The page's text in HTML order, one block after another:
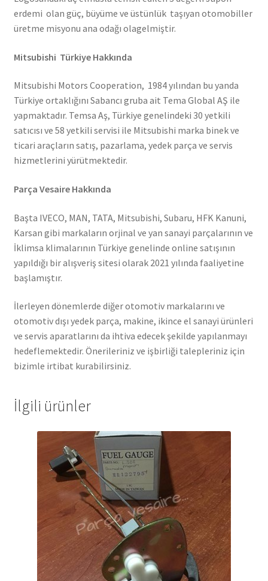
erdemi olan güç, büyüme ve üstünlük taşıyan otomobiller
üretme misyonu ana odağı olagelmiştir.
Mitsubishi Türkiye Hakkında
Mitsubishi Motors Cooperation, 1984 yılından bu yanda
Türkiye ortaklığını Sabancı gruba ait Tema Global AŞ ile
yapmaktadır. Temsa Aş, Türkiye genelindeki 30 yetkili
satıcısı ve 58 yetkili servisi ile Mitsubishi marka binek ve
ticari araçların satış, pazarlama, yedek parça ve servis
hizmetlerini yürütmektedir.
Parça Vesaire Hakkında
Başta IVECO, MAN, TATA, Mitsubishi, Subaru, HFK Kanuni,
Karsan gibi markaların orjinal ve yan sanayi parçalarının ve
İklimsa klimalarının Türkiye genelinde online satışının
yapıldığı bir alışveriş sitesi olarak 2021 yılında faaliyetine
başlamıştır.
İlerleyen dönemlerde diğer otomotiv markalarını ve
otomotiv dışı yedek parça, makine, ikince el sanayi ürünleri
ve servis aparatlarını da ihtiva edecek şekilde yapılanmayı
hedeflemektedir. Önerileriniz ve işbirliği talepleriniz için
bizimle irtibat kurabilirsiniz.
İlgili ürünler